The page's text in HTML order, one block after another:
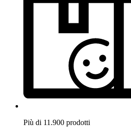
Più di 11.900 prodotti